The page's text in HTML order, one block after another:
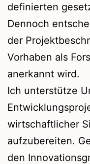
definierten
Dennoch
der
Vorhaben als
anerkannt wird.
Ich unterstütze
wirtschaftlicher
aufzubereiten.
den